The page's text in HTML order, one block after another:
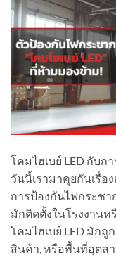
โคมไฮเบย์ LED กับ
วันนี้เรามาคุยกันเรื่
การป้องกันไฟกระชา
มักติดตั้งในโรงงานห
โคมไฮเบย์ LED มักถู
สินค้า, หรือพื้นที่อุตสา